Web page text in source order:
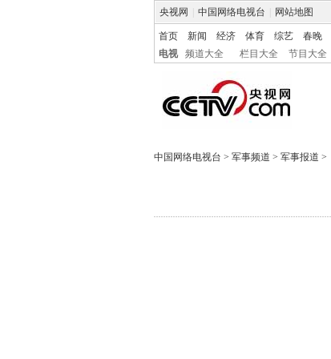
央视网 中国网络电视台 网站地图
首页 新闻 经济 体育 综艺 春晚
电视
频道大全 栏目大全 节目大全
中国网络电视台 > 军事频道 > 军事报道 >